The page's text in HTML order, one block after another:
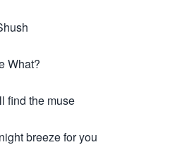
What?
find the muse
breeze for you